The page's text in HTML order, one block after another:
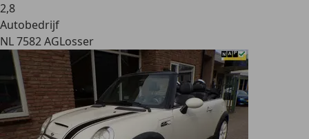
2,8
Autobedrijf
NL 7582 AGLosser